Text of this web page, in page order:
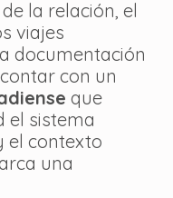
la relación, el
viajes
documentación
con un
que
el sistema
el contexto
una